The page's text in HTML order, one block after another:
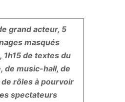
grand acteur, 5
masqués
1h15 de textes du
de music-hall, de
rôles à pourvoir
spectateurs